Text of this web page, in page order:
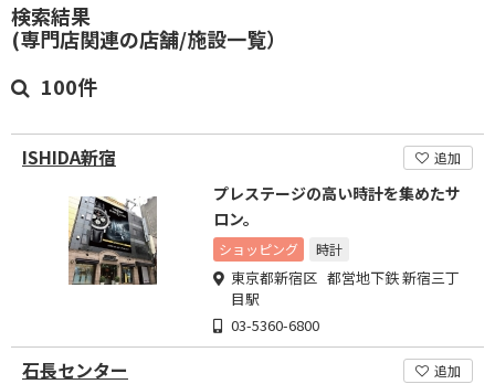
検索結果
(専門店関連の店舗/施設一覧）
100件
ISHIDA新宿 追加
プレステージの高い時計を集めたサ
ロン。
ショッピング 時計
東京都新宿区 都営地下鉄 新宿三丁
目駅
03-5360-6800
石長センター 追加